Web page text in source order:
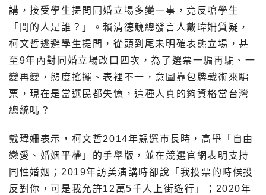
講，接受學生提問同婚立場多變一事，竟反嗆學生
「問的人是誰？」。賴清德競總發言人戴瑋姍質疑，
柯文哲逃避學生提問，從頭到尾未明確表態立場，甚
至9年內對同婚立場改口四次，為了選票一騙再騙、一
變再變，態度搖擺、表裡不一，意圖靠包牌戰術來騙
票，現在是當選民都失憶，這種人真的夠資格當台灣
總統嗎？
戴瑋姍表示，柯文哲2014年競選市長時，高舉「自由
戀愛、婚姻平權」的手舉版，並在競選官網表明支持
同性婚姻；2019年訪美演講時卻說「我投票的時候投
反對你，可是我允許12萬5千人上街遊行」；2020年